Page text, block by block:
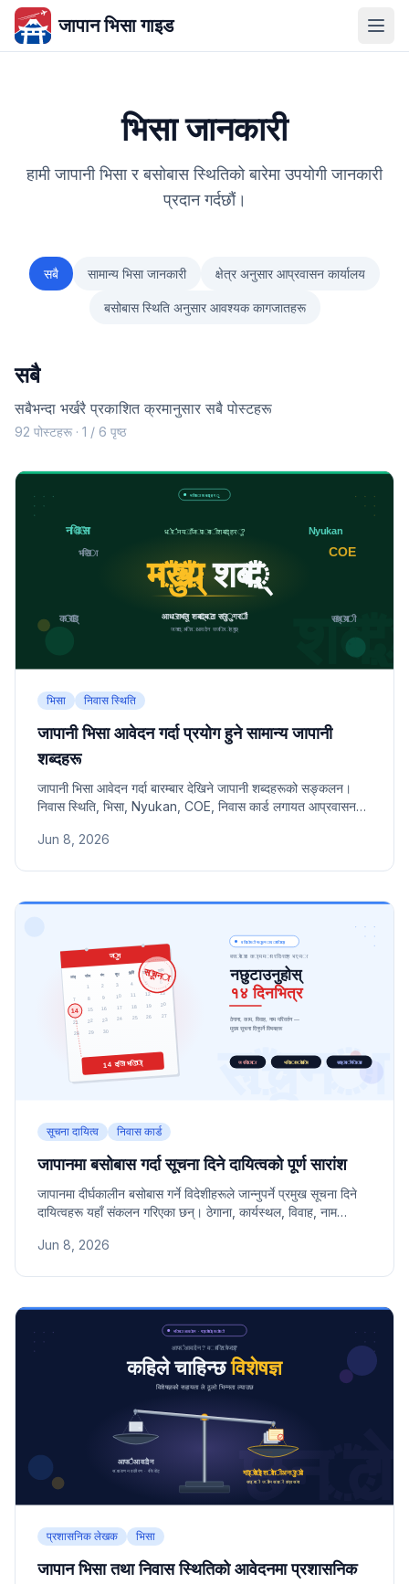
जापान भिसा गाइड
भिसा जानकारी
हामी जापानी भिसा र बसोबास स्थितिको बारेमा उपयोगी जानकारी
प्रदान गर्दछौं।
सबै सामान्य भिसा जानकारी क्षेत्र अनुसार आप्रवासन कार्यालय
बसोबास स्थिति अनुसार आवश्यक कागजातहरू
सबै
सबैभन्दा भर्खरै प्रकाशित क्रमानुसार सबै पोस्टहरू
92 पोस्टहरू · 1 / 6 पृष्ठ
भिसा निवास स्थिति
जापानी भिसा आवेदन गर्दा प्रयोग हुने सामान्य जापानी
शब्दहरू
जापानी भिसा आवेदन गर्दा बारम्बार देखिने जापानी शब्दहरूको सङ्कलन।
निवास स्थिति, भिसा, Nyukan, COE, निवास कार्ड लगायत आप्रवासन
भाषामा बुझाइएका छन्।
Jun 8, 2026
सूचना दायित्व निवास कार्ड
जापानमा बसोबास गर्दा सूचना दिने दायित्वको पूर्ण सारांश
जापानमा दीर्घकालीन बसोबास गर्ने विदेशीहरूले जान्नुपर्ने प्रमुख सूचना दिने
दायित्वहरू यहाँ संकलन गरिएका छन्। ठेगाना, कार्यस्थल, विवाह, नाम
सूचना नदिँदा भिसा नवीकरण तथा स्थायी निवास मूल्याङ्कनमा पर्न सक्ने
Jun 8, 2026
प्रशासनिक लेखक भिसा
जापान भिसा तथा निवास स्थितिको आवेदनमा प्रशासनिक